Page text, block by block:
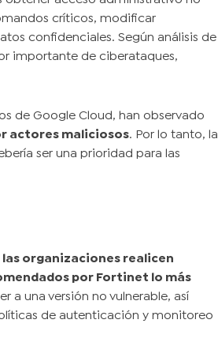
críticos, modificar
confidenciales. Según análisis de
importante de ciberataques,
de Google Cloud, han observado
actores maliciosos. Por lo tanto, la
ser una prioridad para las
organizaciones realicen
por Fortinet lo más
a una versión no vulnerable, así
de autenticación y monitoreo